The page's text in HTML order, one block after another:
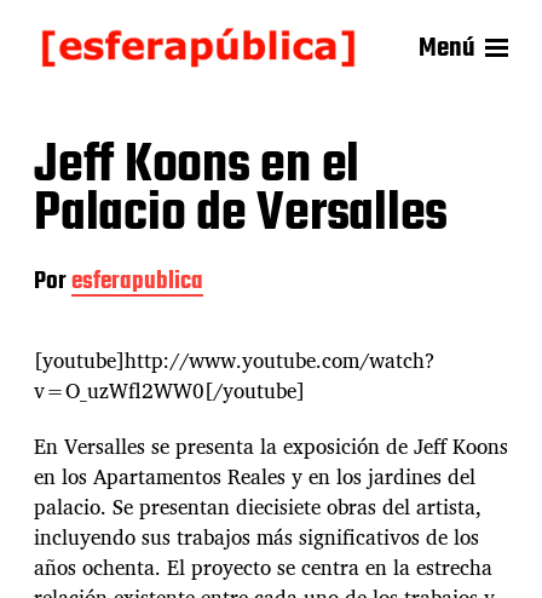
Menú
Jeff Koons en el
Palacio de Versalles
Poresferapublica
[youtube]http://www.youtube.com/watch?
v=O_uzWfl2WW0[/youtube]
En Versalles se presenta la exposición de Jeff Koons
en los Apartamentos Reales y en los jardines del
palacio. Se presentan diecisiete obras del artista,
incluyendo sus trabajos más significativos de los
años ochenta. El proyecto se centra en la estrecha